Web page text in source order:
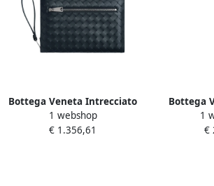
Bottega Veneta Intrecciato
Document Case Tas Mannen
Blue Heren
1 webshop
€ 1.356,61
Bottega
Leren
1
€